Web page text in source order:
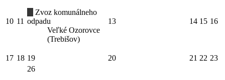
10 11
Zvoz komunálneho
odpadu
Veľké Ozorovce
(Trebišov)
13 14 15 16
17 18 19 20 21 22 23
26